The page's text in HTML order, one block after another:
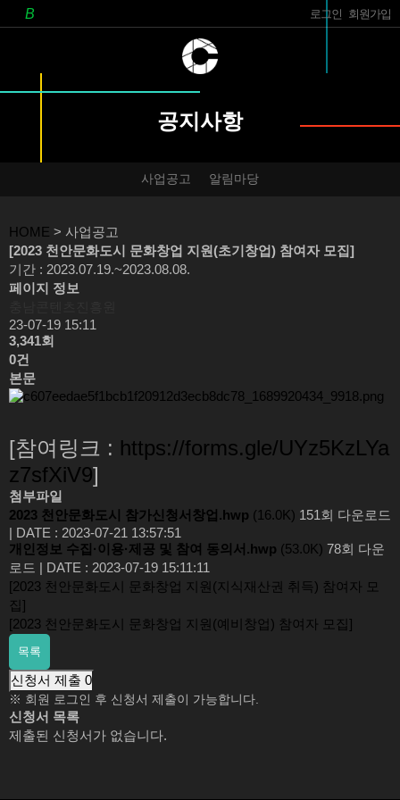
로그인 회원가입
공지사항
사업공고 알림마당
HOME > 사업공고
[2023 천안문화도시 문화창업 지원(초기창업) 참여자 모집]
기간 : 2023.07.19.~2023.08.08.
페이지 정보
23-07-19 15:11
3,341회
0건
본문
[참여링크 : https://forms.gle/UYz5KzLYa
z7sfXiV9]
첨부파일
2023 천안문화도시 참가신청서창업.hwp (16.0K) 151회 다운로드
| DATE : 2023-07-21 13:57:51
개인정보 수집·이용·제공 및 참여 동의서.hwp (53.0K) 78회 다운
로드 | DATE : 2023-07-19 15:11:11
[2023 천안문화도시 문화창업 지원(지식재산권 취득) 참여자 모
집]
[2023 천안문화도시 문화창업 지원(예비창업) 참여자 모집]
목록
신청서 제출 0
※ 회원 로그인 후 신청서 제출이 가능합니다.
신청서 목록
제출된 신청서가 없습니다.